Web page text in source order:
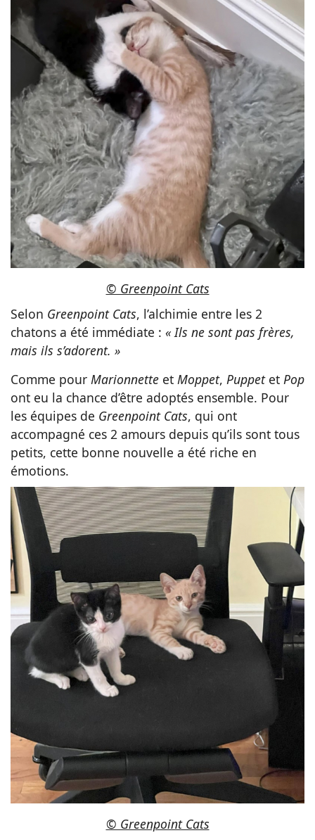
© Greenpoint Cats
Selon Greenpoint Cats, l’alchimie entre les 2
chatons a été immédiate : « Ils ne sont pas frères,
mais ils s’adorent. »
Comme pour Marionnette et Moppet, Puppet et Pop
ont eu la chance d’être adoptés ensemble. Pour
les équipes de Greenpoint Cats, qui ont
accompagné ces 2 amours depuis qu’ils sont tous
petits, cette bonne nouvelle a été riche en
émotions.
© Greenpoint Cats